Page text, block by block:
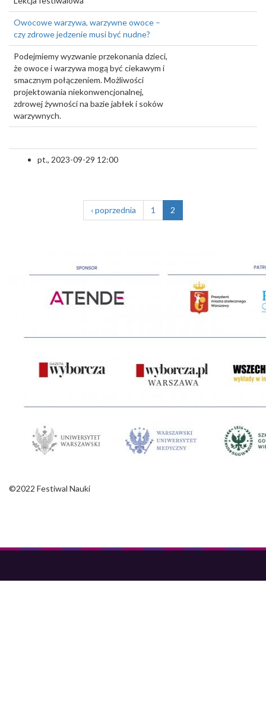
Owocowe warzywa, warzywne owoce –
czy zdrowe jedzenie musi być nudne?
Podejmiemy wyzwanie przekonania dzieci,
że owoce i warzywa mogą być ciekawym i
smacznym połączeniem. Możliwości
projektowania niekonwencjonalnej,
zdrowej żywności na bazie jabłek i soków
warzywnych.
pt., 2023-09-29 12:00
‹ poprzednia 1 2
©2022 Festiwal Nauki